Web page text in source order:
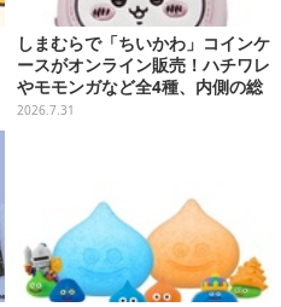
しまむらで「ちいかわ」コインケ
ースがオンライン販売！ハチワレ
やモモンガなど全4種、内側の総
柄デザインも注目
2026.7.31